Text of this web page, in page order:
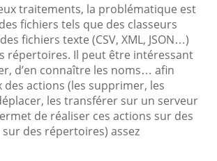
traitements, la problématique est
fichiers tels que des classeurs
fichiers texte (CSV, XML, JSON…)
répertoires. Il peut être intéressant
d’en connaître les noms… afin
des actions (les supprimer, les
les transférer sur un serveur
de réaliser ces actions sur des
des répertoires) assez